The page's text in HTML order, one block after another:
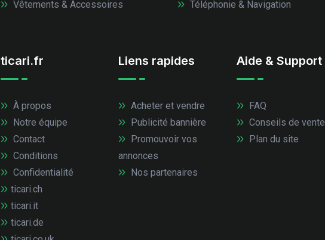
Vêtements & Accessoires
Téléphonie & Navigation
ticari.fr
À propos
Notre équipe
Contact
Conditions
Confidentialité
ticari.ch
ticari.it
ticari.de
Liens rapides
Acheter et vendre
Publicité bannière
Promouvoir vos
annonces
Nos partenaires
Aide & Support
FAQ
Conseils de vente
Plan du site